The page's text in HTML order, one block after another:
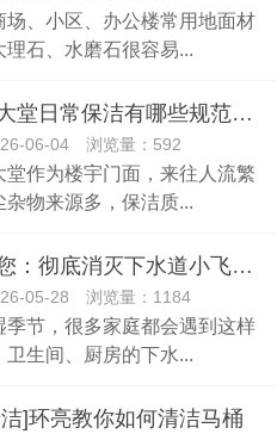
场、小区、办公楼常用地面材
理石、水磨石很容易...
写字楼大堂日常保洁有哪些规范与注意事项？
06-04 浏览量：592
堂作为楼宇门面，来往人流繁
杂物来源多，保洁质...
环亮教您：彻底消灭下水道小飞虫，告别烦人的 “小黑飞”
05-28 浏览量：1184
季节，很多家庭都会遇到这样
卫生间、厨房的下水...
]环亮教你如何清洁马桶